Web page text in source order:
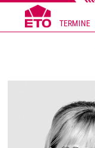
TERMINE